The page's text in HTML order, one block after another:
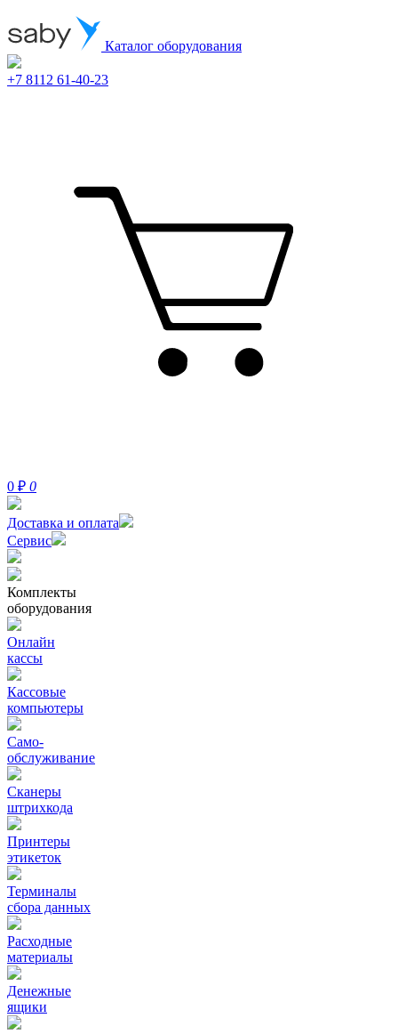
Каталог оборудования
+7 8112 61-40-23
0 ₽ 0
Доставка и оплата
Сервис
Комплекты
оборудования
Онлайн
кассы
Кассовые
компьютеры
Само-
обслуживание
Сканеры
штрихкода
Принтеры
этикеток
Терминалы
сбора данных
Расходные
материалы
Денежные
ящики